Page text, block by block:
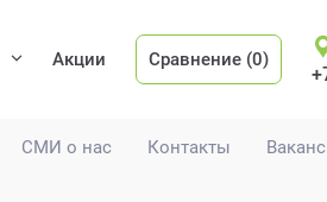
СМИ о нас Контакты
Акции Сравнение (0)